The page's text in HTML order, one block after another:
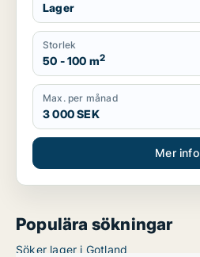
Lager
Storlek
50 - 100 m2
Max. per månad
3 000 SEK
Mer info
Populära sökningar
Söker lager i Gotland